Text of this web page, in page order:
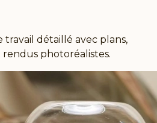
détaillé avec plans,
photoréalistes.